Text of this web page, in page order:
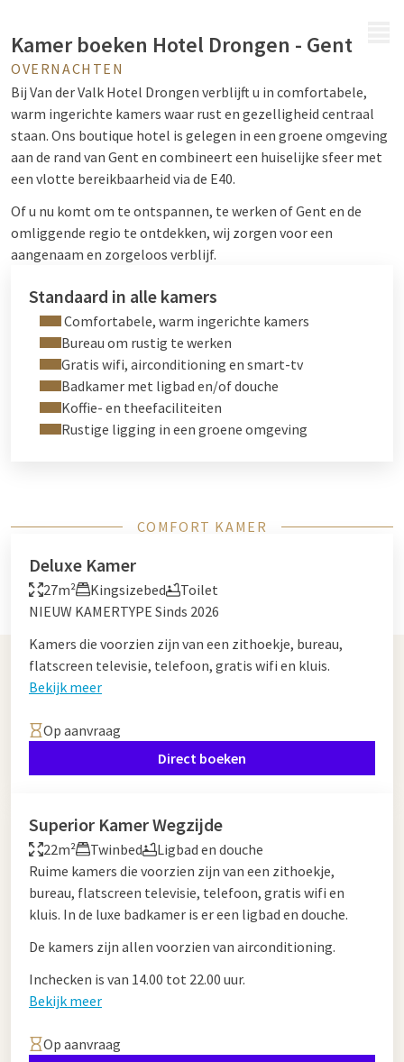
Kamer boeken Hotel Drongen - Gent
OVERNACHTEN
Bij Van der Valk Hotel Drongen verblijft u in comfortabele,
warm ingerichte kamers waar rust en gezelligheid centraal
staan. Ons boutique hotel is gelegen in een groene omgeving
aan de rand van Gent en combineert een huiselijke sfeer met
een vlotte bereikbaarheid via de E40.
Of u nu komt om te ontspannen, te werken of Gent en de
omliggende regio te ontdekken, wij zorgen voor een
aangenaam en zorgeloos verblijf.
Standaard in alle kamers
Comfortabele, warm ingerichte kamers
Bureau om rustig te werken
Gratis wifi, airconditioning en smart-tv
Badkamer met ligbad en/of douche
Koffie- en theefaciliteiten
Rustige ligging in een groene omgeving
COMFORT KAMER
Deluxe Kamer
27m² Kingsizebed
Toilet
NIEUW KAMERTYPE Sinds 2026
Kamers die voorzien zijn van een zithoekje, bureau,
flatscreen televisie, telefoon, gratis wifi en kluis.
Bekijk meer
Op aanvraag
Direct boeken
Superior Kamer Wegzijde
22m² Twinbed
Ligbad en douche
Ruime kamers die voorzien zijn van een zithoekje,
bureau, flatscreen televisie, telefoon, gratis wifi en
kluis. In de luxe badkamer is er een ligbad en douche.
De kamers zijn allen voorzien van airconditioning.
Inchecken is van 14.00 tot 22.00 uur.
Bekijk meer
Op aanvraag